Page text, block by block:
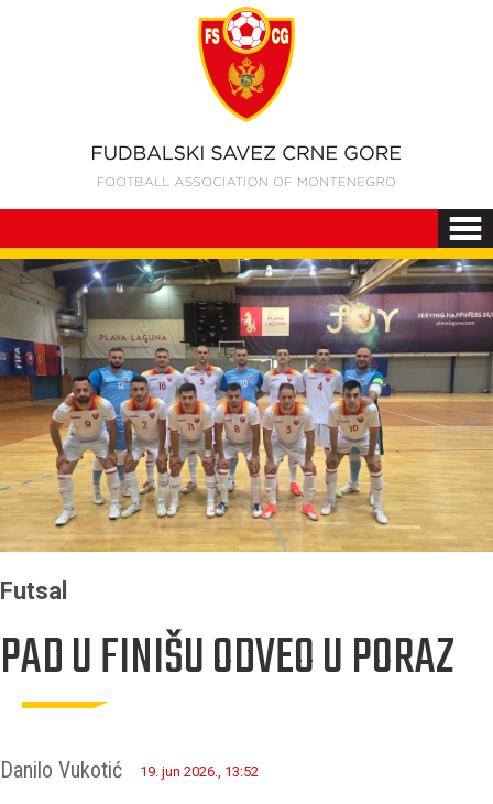
Futsal
PAD U FINIŠU ODVEO U PORAZ
Danilo Vukotić 19. jun 2026., 13:52